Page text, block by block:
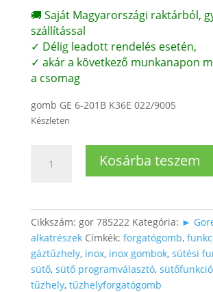
🚚 Saját Magyarországi raktárból,
szállítással
✓ Délig leadott rendelés esetén,
✓ akár a következő munkanapon
a csomag
gomb GE 6-201B K36E 022/9005
Készleten
INOX
Kosárba teszem
Cikkszám: gor 785222 Kategória: ►
alkatrészek Címkék: forgatógomb,
gáztűzhely, inox, inox gombok, sütési
sütő, sütő programválasztó,
tűzhely, tűzhelyforgatógomb